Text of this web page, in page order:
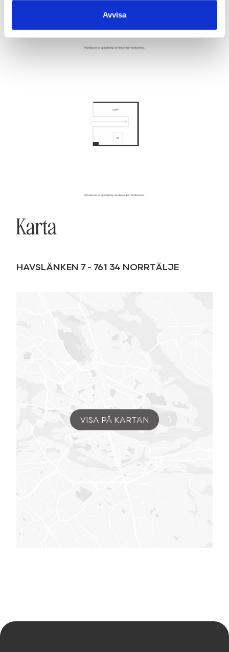
Avvisa
Karta
HAVSLÄNKEN 7 - 761 34 NORRTÄLJE
VISA PÅ KARTAN